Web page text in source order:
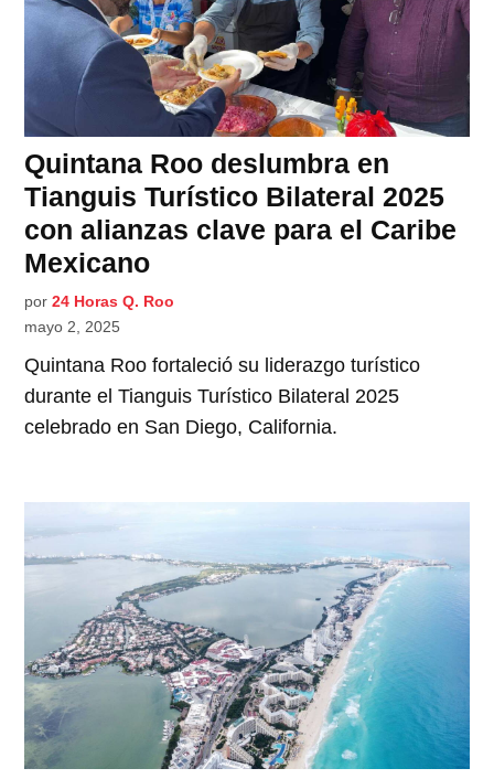
Quintana Roo deslumbra en
Tianguis Turístico Bilateral 2025
con alianzas clave para el Caribe
Mexicano
por 24 Horas Q. Roo
mayo 2, 2025
Quintana Roo fortaleció su liderazgo turístico
durante el Tianguis Turístico Bilateral 2025
celebrado en San Diego, California.